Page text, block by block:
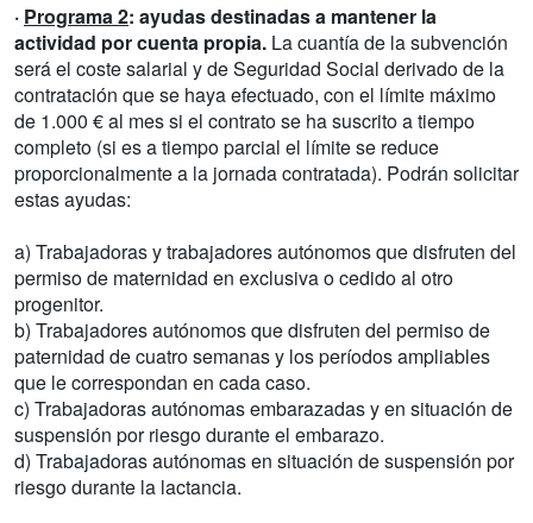
· Programa 2: ayudas destinadas a mantener la
actividad por cuenta propia. La cuantía de la subvención
será el coste salarial y de Seguridad Social derivado de la
contratación que se haya efectuado, con el límite máximo
de 1.000 € al mes si el contrato se ha suscrito a tiempo
completo (si es a tiempo parcial el límite se reduce
proporcionalmente a la jornada contratada). Podrán solicitar
estas ayudas:
a) Trabajadoras y trabajadores autónomos que disfruten del
permiso de maternidad en exclusiva o cedido al otro
progenitor.
b) Trabajadores autónomos que disfruten del permiso de
paternidad de cuatro semanas y los períodos ampliables
que le correspondan en cada caso.
c) Trabajadoras autónomas embarazadas y en situación de
suspensión por riesgo durante el embarazo.
d) Trabajadoras autónomas en situación de suspensión por
riesgo durante la lactancia.